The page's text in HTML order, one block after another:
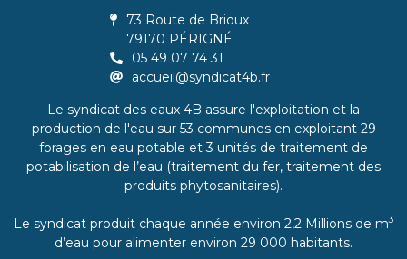
73 Route de Brioux
79170 PÉRIGNÉ
05 49 07 74 31
accueil@syndicat4b.fr
Le syndicat des eaux 4B assure l'exploitation et la
production de l'eau sur 53 communes en exploitant 29
forages en eau potable et 3 unités de traitement de
potabilisation de l’eau (traitement du fer, traitement des
produits phytosanitaires).
Le syndicat produit chaque année environ 2,2 Millions de m3
d’eau pour alimenter environ 29 000 habitants.